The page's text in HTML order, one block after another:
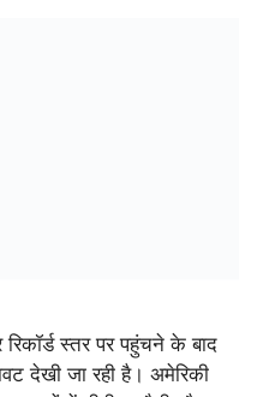
स्तर पर पहुंचने के बाद
देखी जा रही है। अमेरिकी